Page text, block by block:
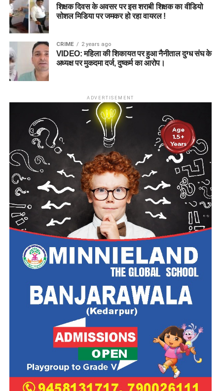
शिक्षक दिवस के अवसर पर इस शराबी शिक्षक का वीडियो
सोशल मिडिया पर जमकर हो रहा वायरल !
CRIME 2 years ago
VIDEO: महिला की शिकायत पर हुआ नैनीताल दुग्ध संघ के
अध्यक्ष पर मुकदमा दर्ज, दुष्कर्म का आरोप।
ADVERTISEMENT